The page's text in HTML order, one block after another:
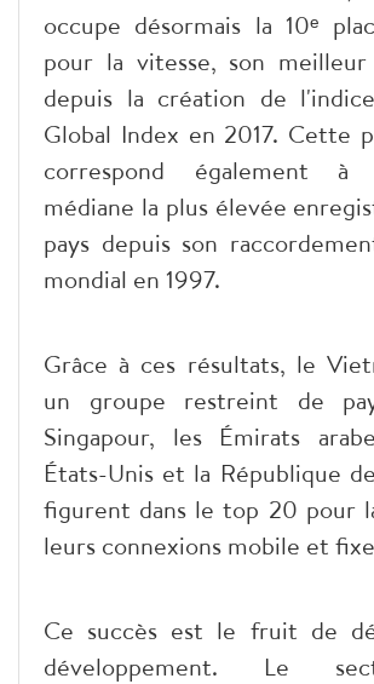
occupe désormais la 10ᵉ
pour la vitesse, son meilleur
depuis la création de
Global Index en 2017. Cette
correspond également à
médiane la plus élevée
pays depuis son
mondial en 1997.
Grâce à ces résultats, le
un groupe restreint de
Singapour, les Émirats
États-Unis et la République
figurent dans le top 20 pour
leurs connexions mobile et
Ce succès est le fruit de
développement. Le